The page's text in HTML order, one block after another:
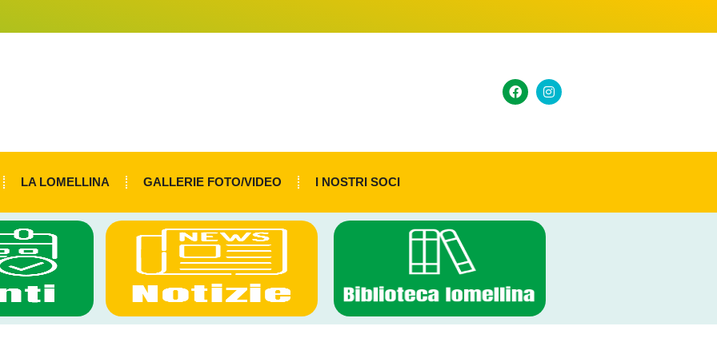
LA LOMELLINA GALLERIE FOTO/VIDEO I NOSTRI SOCI